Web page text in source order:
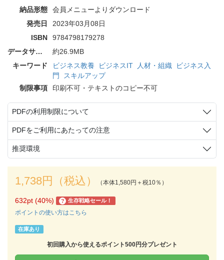
納品形態
会員メニューよりダウンロード
発売日
2023年03月08日
ISBN
9784798179278
データサイズ
約26.9MB
キーワード
ビジネス教養 ビジネスIT 人材・組織
ビジネス入
門
スキルアップ
制限事項
印刷不可・テキストのコピー不可
PDFの利用制限について
PDFをご利用にあたっての注意
推奨環境
1,738円（税込） （本体1,580円＋税10％）
632pt (40%) ? 生存戦略セール！
ポイントの使い方はこちら
在庫あり
初回購入から使えるポイント500円分プレゼント